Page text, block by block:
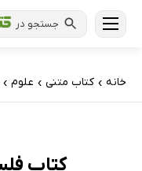
جستجو در
خانه › کتاب‌ متنی › علوم ›
کتاب